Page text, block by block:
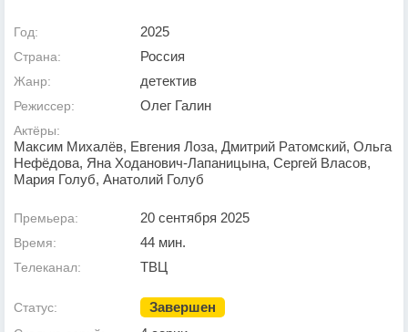
Год: 2025
Страна: Россия
Жанр: детектив
Режиссер: Олег Галин
Актёры:
Максим Михалёв, Евгения Лоза, Дмитрий Ратомский, Ольга
Нефёдова, Яна Ходанович-Лапаницына, Сергей Власов,
Мария Голуб, Анатолий Голуб
Премьера: 20 сентября 2025
Время: 44 мин.
Телеканал: ТВЦ
Статус: Завершен